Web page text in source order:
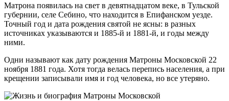
Матрона появилась на свет в девятнадцатом веке, в Тульской
губернии, селе Себино, что находится в Епифанском уезде.
Точный год и дата рождения святой не ясны: в разных
источниках указываются и 1885-й и 1881-й, и годы между
ними.
Одни называют как дату рождения Матроны Московской 22
ноября 1881 года. Хотя тогда велась перепись населения, а при
крещении записывали имя и год человека, но все утеряно.